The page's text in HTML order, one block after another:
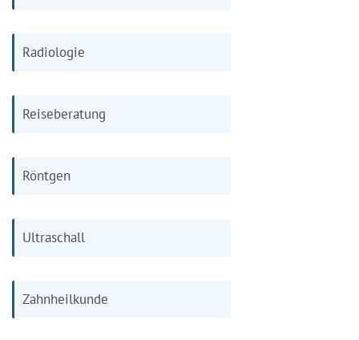
Radiologie
Reiseberatung
Röntgen
Ultraschall
Zahnheilkunde